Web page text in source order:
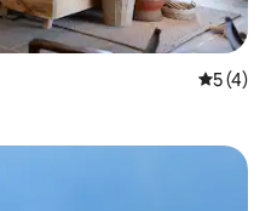
Średnia
5 (4)